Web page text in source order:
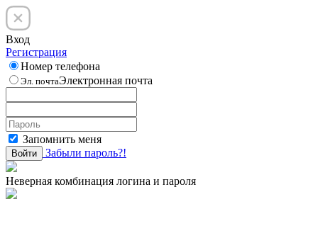
Вход
Регистрация
Номер телефона
Эл. почтаЭлектронная почта
Запомнить меня
Войти Забыли пароль?!
Неверная комбинация логина и пароля